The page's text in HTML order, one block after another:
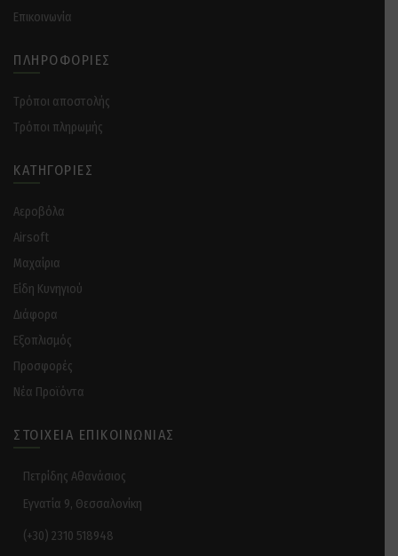
Επικοινωνία
ΠΛΗΡΟΦΟΡΊΕΣ
Tρόποι αποστολής
Tρόποι πληρωμής
ΚΑΤΗΓΟΡΊΕΣ
Αεροβόλα
Airsoft
Μαχαίρια
Είδη Κυνηγιού
Διάφορα
Eξοπλισμός
Προσφορές
Νέα Προϊόντα
ΣΤΟΙΧΕΊΑ ΕΠΙΚΟΙΝΩΝΊΑΣ
Πετρίδης Αθανάσιος
Εγνατία 9, Θεσσαλονίκη
(+30) 2310 518948